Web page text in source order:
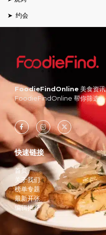
➤ 约会
FoodieFindOnline美食资
FoodieFindOnline 帮你筛选、
快速链接
首页
关于我们
榜单专题
最新开张
编辑推荐